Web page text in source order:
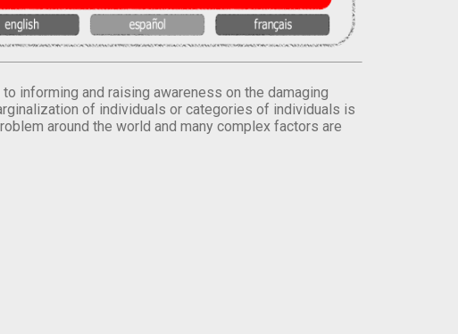
informing and raising awareness on the damaging
of individuals or categories of individuals is
around the world and many complex factors are